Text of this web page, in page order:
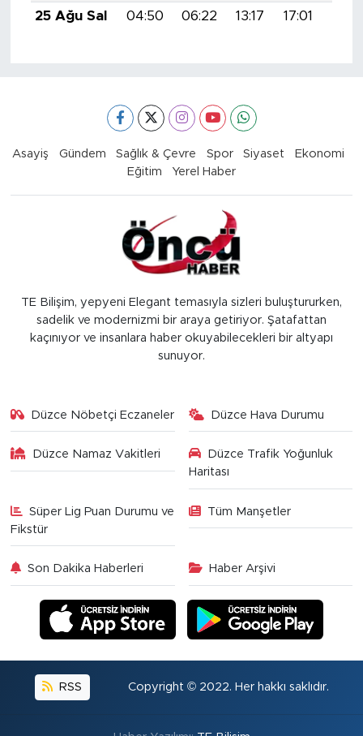
25 Ağu Sal
04:50 06:22 13:17 17:01
Asayiş Gündem Sağlık & Çevre Spor Siyaset
Ekonomi
Eğitim
Yerel Haber
TE Bilişim, yepyeni Elegant temasıyla sizleri buluştururken,
sadelik ve modernizmi bir araya getiriyor. Şatafattan
kaçınıyor ve insanlara haber okuyabilecekleri bir altyapı
sunuyor.
Düzce Nöbetçi Eczaneler Düzce Hava Durumu
Düzce Namaz Vakitleri
Düzce Trafik Yoğunluk
Haritası
Süper Lig Puan Durumu ve
Fikstür
Tüm Manşetler
Son Dakika Haberleri Haber Arşivi
RSS Copyright © 2022. Her hakkı saklıdır.